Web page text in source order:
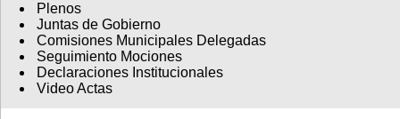
Plenos
Juntas de Gobierno
Comisiones Municipales Delegadas
Seguimiento Mociones
Declaraciones Institucionales
Video Actas